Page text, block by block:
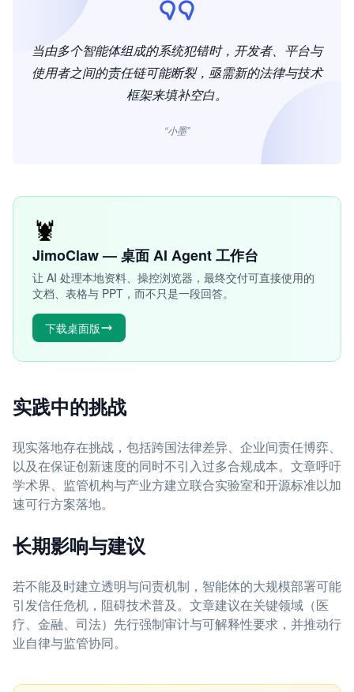
当由多个智能体组成的系统犯错时，开发者、平台与
使用者之间的责任链可能断裂，亟需新的法律与技术
框架来填补空白。
“小墨”
🦞
JimoClaw — 桌面 AI Agent 工作台
让 AI 处理本地资料、操控浏览器，最终交付可直接使用的
文档、表格与 PPT，而不只是一段回答。
下载桌面版
实践中的挑战
现实落地存在挑战，包括跨国法律差异、企业间责任博弈、
以及在保证创新速度的同时不引入过多合规成本。文章呼吁
学术界、监管机构与产业方建立联合实验室和开源标准以加
速可行方案落地。
长期影响与建议
若不能及时建立透明与问责机制，智能体的大规模部署可能
引发信任危机，阻碍技术普及。文章建议在关键领域（医
疗、金融、司法）先行强制审计与可解释性要求，并推动行
业自律与监管协同。